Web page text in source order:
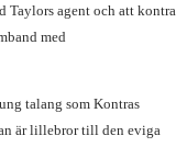
Taylors agent och att kontra
med
talang som Kontras
är lillebror till den eviga